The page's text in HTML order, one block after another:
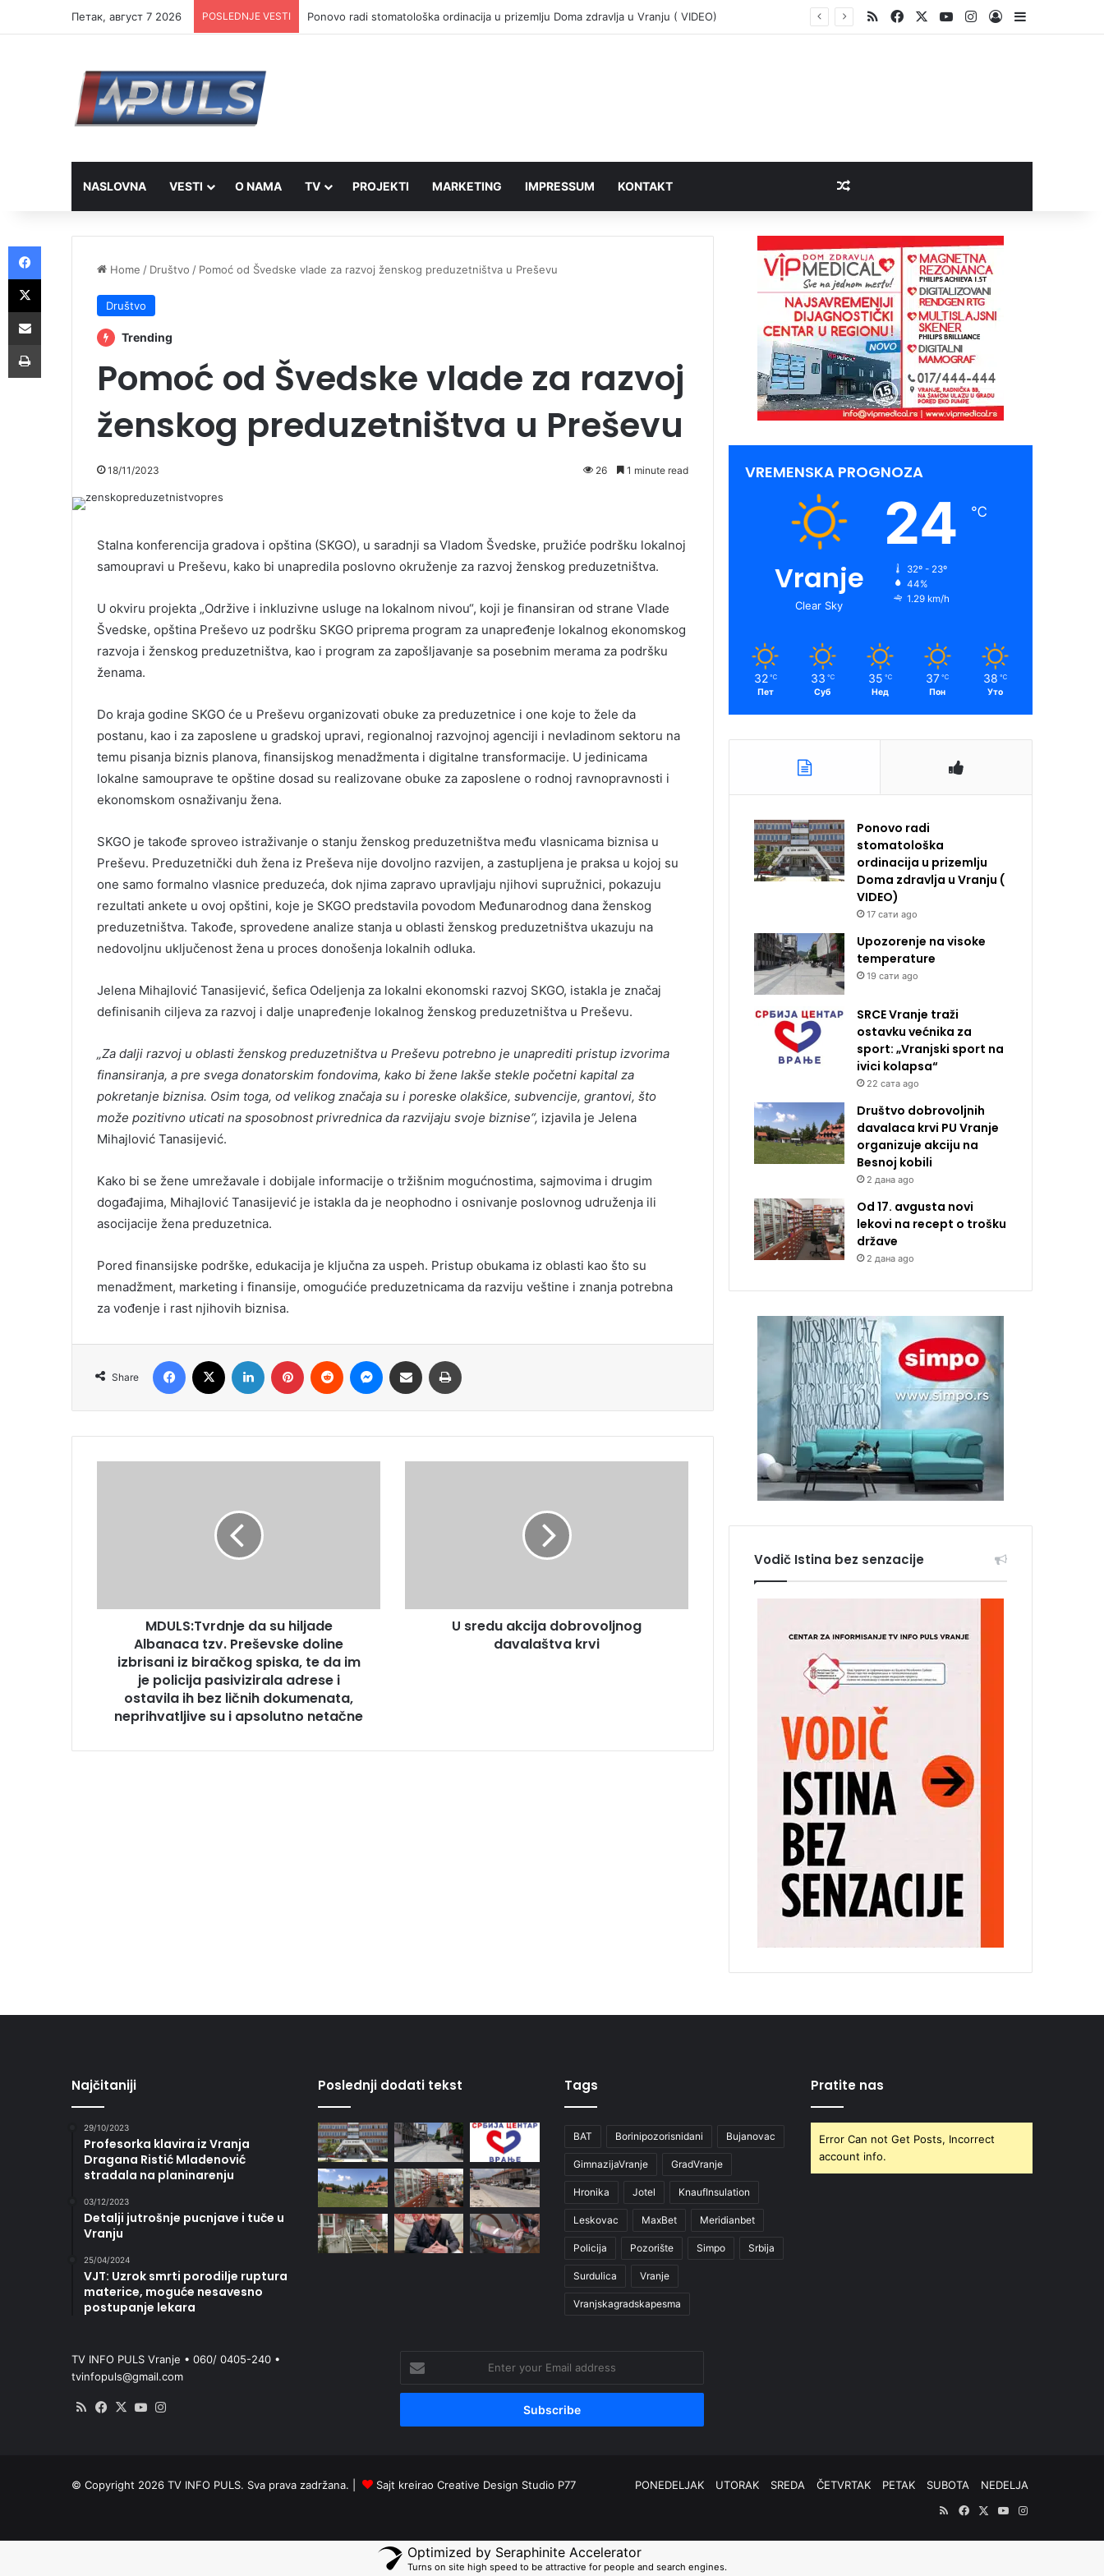
Петак, август 7 2026 POSLEDNJE VESTI Ponovo radi stomatološka ordinacija u prizemlju Doma zdravlja u Vranju ( VIDEO) RSSFacebookYouTubeInstagram
Log InSidebar
NASLOVNA VESTI O NAMA TV PROJEKTI MARKETING IMPRESSUM KONTAKT Random Article
Home / Društvo / Pomoć od Švedske vlade za razvoj ženskog preduzetništva u Preševu
Društvo
Trending
Pomoć od Švedske vlade za razvoj
ženskog preduzetništva u Preševu
18/11/2023 26 1 minute read
Stalna konferencija gradova i opština (SKGO), u saradnji sa Vladom Švedske, pružiće podršku lokalnoj
samoupravi u Preševu, kako bi unapredila poslovno okruženje za razvoj ženskog preduzetništva.
U okviru projekta „Održive i inkluzivne usluge na lokalnom nivou“, koji je finansiran od strane Vlade
Švedske, opština Preševo uz podršku SKGO priprema program za unapređenje lokalnog ekonomskog
razvoja i ženskog preduzetništva, kao i program za zapošljavanje sa posebnim merama za podršku
ženama.
Do kraja godine SKGO će u Preševu organizovati obuke za preduzetnice i one koje to žele da
postanu, kao i za zaposlene u gradskoj upravi, regionalnoj razvojnoj agenciji i nevladinom sektoru na
temu pisanja biznis planova, finansijskog menadžmenta i digitalne transformacije. U jedinicama
lokalne samouprave te opštine dosad su realizovane obuke za zaposlene o rodnoj ravnopravnosti i
ekonomskom osnaživanju žena.
SKGO je takođe sproveo istraživanje o stanju ženskog preduzetništva među vlasnicama biznisa u
Preševu. Preduzetnički duh žena iz Preševa nije dovoljno razvijen, a zastupljena je praksa u kojoj su
one samo formalno vlasnice preduzeća, dok njima zapravo upravljaju njihovi supružnici, pokazuju
rezultati ankete u ovoj opštini, koje je SKGO predstavila povodom Međunarodnog dana ženskog
preduzetništva. Takođe, sprovedene analize stanja u oblasti ženskog preduzetništva ukazuju na
nedovoljnu uključenost žena u proces donošenja lokalnih odluka.
Jelena Mihajlović Tanasijević, šefica Odeljenja za lokalni ekonomski razvoj SKGO, istakla je značaj
definisanih ciljeva za razvoj i dalje unapređenje lokalnog ženskog preduzetništva u Preševu.
„Za dalji razvoj u oblasti ženskog preduzetništva u Preševu potrebno je unaprediti pristup izvorima
finansiranja, a pre svega donatorskim fondovima, kako bi žene lakše stekle početni kapital za
pokretanje biznisa. Osim toga, od velikog značaja su i poreske olakšice, subvencije, grantovi, što
može pozitivno uticati na sposobnost privrednica da razvijaju svoje biznise“, izjavila je Jelena
Mihajlović Tanasijević.
Kako bi se žene umrežavale i dobijale informacije o tržišnim mogućnostima, sajmovima i drugim
događajima, Mihajlović Tanasijević je istakla da je neophodno i osnivanje poslovnog udruženja ili
asocijacije žena preduzetnica.
Pored finansijske podrške, edukacija je ključna za uspeh. Pristup obukama iz oblasti kao što su
menadžment, marketing i finansije, omogućiće preduzetnicama da razviju veštine i znanja potrebna
za vođenje i rast njihovih biznisa.
Share
Facebook LinkedIn Pinterest Reddit Messenger
Share via Email
MDULS:Tvrdnje da su hiljade
Albanaca tzv. Preševske doline
izbrisani iz biračkog spiska, te da im
je policija pasivizirala adrese i
ostavila ih bez ličnih dokumenata,
neprihvatljive su i apsolutno netačne
U sredu akcija dobrovoljnog
davalaštva krvi
VREMENSKA PROGNOZA
Vranje
Clear Sky
24 ℃
32º - 23º
44%
1.29 km/h
32 ℃
Пет
33 ℃
Суб
35 ℃
Нед
37 ℃
Пон
38 ℃
Уто
Ponovo radi
stomatološka
ordinacija u prizemlju
Doma zdravlja u Vranju (
VIDEO)
17 сати ago
Upozorenje na visoke
temperature
19 сати ago
SRCE Vranje traži
ostavku većnika za
sport: „Vranjski sport na
ivici kolapsa“
22 сата ago
Društvo dobrovoljnih
davalaca krvi PU Vranje
organizuje akciju na
Besnoj kobili
2 дана ago
Od 17. avgusta novi
lekovi na recept o trošku
države
2 дана ago
Vodič Istina bez senzacije
Najčitaniji
29/10/2023
Profesorka klavira iz Vranja
Dragana Ristić Mladenović
stradala na planinarenju
03/12/2023
Detalji jutrošnje pucnjave i tuče u
Vranju
25/04/2024
VJT: Uzrok smrti porodilje ruptura
materice, moguće nesavesno
postupanje lekara
Poslednji dodati tekst Tags
BAT Borinipozorisnidani Bujanovac
GimnazijaVranje GradVranje
Hronika Jotel KnaufInsulation
Leskovac MaxBet Meridianbet
Policija Pozorište Simpo Srbija
Surdulica Vranje
Vranjskagradskapesma
Pratite nas
Error Can not Get Posts, Incorrect
account info.
TV INFO PULS Vranje • 060/ 0405-240 •
tvinfopuls@gmail.com
RSS Facebook
X YouTube
your
Email
© Copyright 2026 TV INFO PULS. Sva prava zadržana. | Sajt kreirao Creative Design Studio P77 PONEDELJAK UTORAK SREDA ČETVRTAK PETAK SUBOTA
NEDELJA
RSSFacebook
X YouTubeInstagram
Facebook
X
Share via Email
Optimized by Seraphinite Accelerator
Turns on site high speed to be attractive for people and search engines.